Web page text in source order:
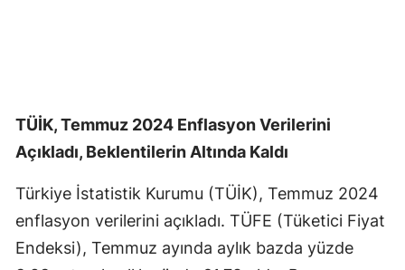
TÜİK, Temmuz 2024 Enflasyon Verilerini
Açıkladı, Beklentilerin Altında Kaldı
Türkiye İstatistik Kurumu (TÜİK), Temmuz 2024
enflasyon verilerini açıkladı. TÜFE (Tüketici Fiyat
Endeksi), Temmuz ayında aylık bazda yüzde